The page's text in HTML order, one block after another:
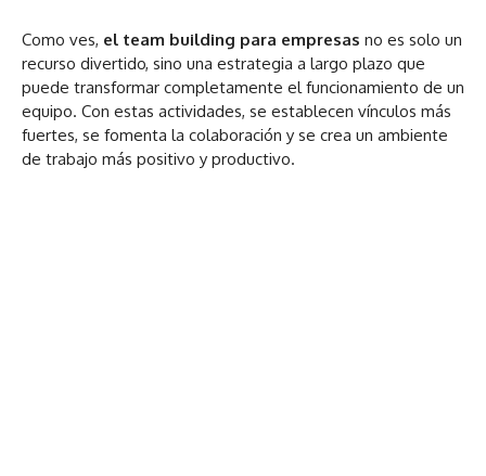
Como ves, el team building para empresas no es solo un
recurso divertido, sino una estrategia a largo plazo que
puede transformar completamente el funcionamiento de un
equipo. Con estas actividades, se establecen vínculos más
fuertes, se fomenta la colaboración y se crea un ambiente
de trabajo más positivo y productivo.